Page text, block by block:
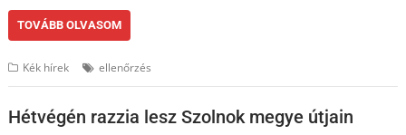
TOVÁBB OLVASOM
Kék hírek ellenőrzés
Hétvégén razzia lesz Szolnok megye útjain